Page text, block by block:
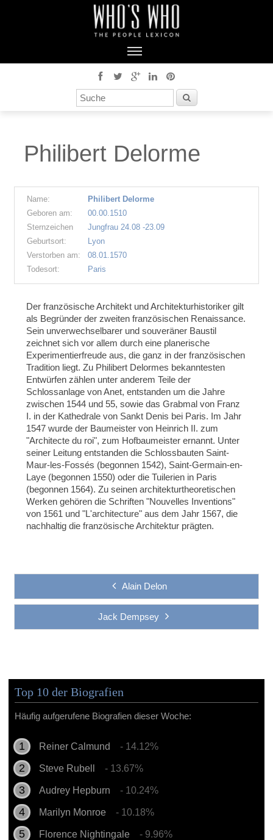
Philibert Delorme
Name:
Philibert Delorme
Geboren am:
00.00.1510
Sternzeichen
Jungfrau 24.08 -23.09
Geburtsort:
Lyon
Verstorben am:
08.01.1570
Todesort:
Paris
Der französische Architekt und Architekturhistoriker gilt
als Begründer der zweiten französischen Renaissance.
Sein unverwechselbarer und souveräner Baustil
zeichnet sich vor allem durch eine planerische
Experimentierfreude aus, die ganz in der französischen
Tradition liegt. Zu Philibert Delormes bekanntesten
Entwürfen zählen unter anderem Teile der
Schlossanlage von Anet, entstanden um die Jahre
zwischen 1544 und 55, sowie das Grabmal von Franz
I. in der Kathedrale von Sankt Denis bei Paris. Im Jahr
1547 wurde der Baumeister von Heinrich II. zum
"Architecte du roi", zum Hofbaumeister ernannt. Unter
seiner Leitung entstanden die Schlossbauten Saint-
Maur-les-Fossés (begonnen 1542), Saint-Germain-en-
Laye (begonnen 1550) oder die Tuilerien in Paris
(begonnen 1564). Zu seinen architekturtheoretischen
Werken gehören die Schriften "Nou­vel­les In­ven­ti­ons"
von 1561 und "L'architecture" aus dem Jahr 1567, die
nachhaltig die französische Architektur prägten.
Alain Delon
Jack Dempsey
Top 10 der Biografien
Häufig aufgerufene Biografien dieser Woche:
Reiner Calmund - 14.12%
Steve Rubell - 13.67%
Audrey Hepburn - 10.24%
Marilyn Monroe - 10.18%
Florence Nightingale - 9.96%